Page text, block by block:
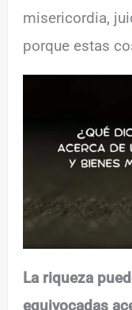
misericordia,
porque estas
La riqueza
equivocadas